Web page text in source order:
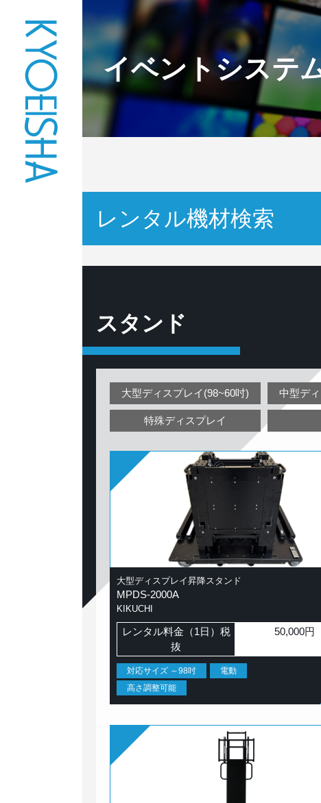
イベントシステ
レンタル機材検索
スタンド
大型ディスプレイ(98~60吋) 中型デ
特殊ディスプレイ
大型ディスプレイ昇降スタンド
MPDS-2000A
KIKUCHI
レンタル料金（1日）税
抜
50,000円
対応サイズ ～98吋
電動
高さ調整可能